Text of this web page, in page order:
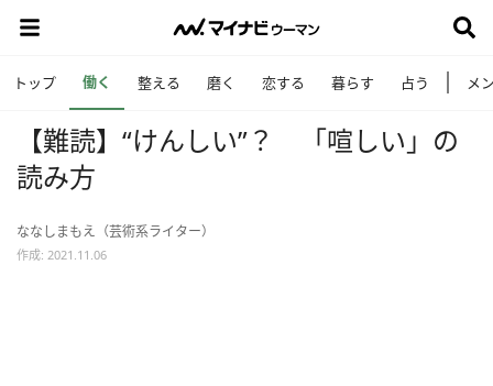
トップ 働く 整える 磨く 恋する 暮らす 占う メ
【難読】“けんしい”？ 「喧しい」の
読み方
ななしまもえ（芸術系ライター）
作成: 2021.11.06